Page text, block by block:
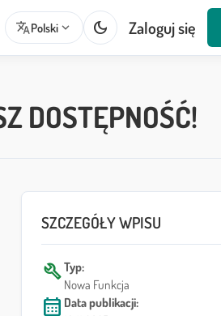
translatePolski expand_more dark_mode Zaloguj się
DOSTĘPNOŚĆ!
SZCZEGÓŁY WPISU
buildTyp:
Nowa Funkcja
calendar_month Data publikacji: